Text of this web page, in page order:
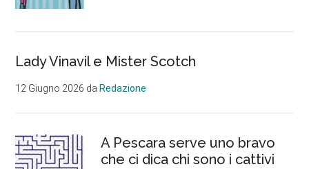
Lady Vinavil e Mister Scotch
12 Giugno 2026 da Redazione
A Pescara serve uno bravo
che ci dica chi sono i cattivi